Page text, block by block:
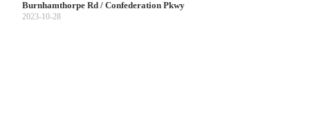
Burnhamthorpe Rd / Confederation Pkwy
2023-10-28